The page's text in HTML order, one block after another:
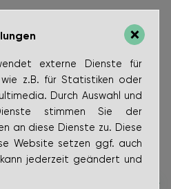
externe Dienste für
wie z.B. für Statistiken oder
Durch Auswahl und
stimmen Sie der
an diese Dienste zu. Diese
Website setzen ggf. auch
jederzeit geändert und